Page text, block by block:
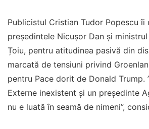
Publicistul Cristian Tudor Popescu îi
președintele Nicușor Dan și
Țoiu, pentru atitudinea pasivă din
marcată de tensiuni privind
pentru Pace dorit de Donald Trump.
Externe inexistent și un președinte
nu e luată în seamă de nimeni”,